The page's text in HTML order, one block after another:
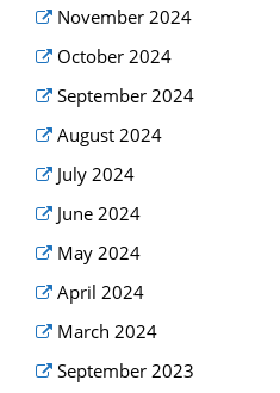
November 2024
October 2024
September 2024
August 2024
July 2024
June 2024
May 2024
April 2024
March 2024
September 2023